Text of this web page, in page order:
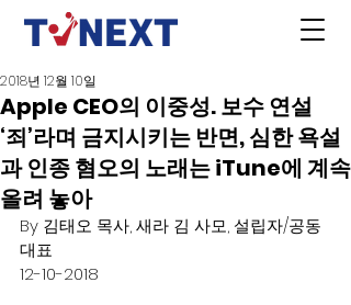
Apple CEO의 이중성. 보수 연설
‘죄’라며 금지시키는 반면, 심한 욕설
과 인종 혐오의 노래는 iTune에 계속
올려 놓아
2018년 12월 10일
By 김태오 목사, 새라 김 사모, 설립자/공동
대표
12-10-2018